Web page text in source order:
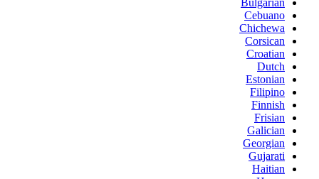
Cebuano
Chichewa
Corsican
Croatian
Dutch
Estonian
Filipino
Finnish
Frisian
Galician
Georgian
Gujarati
Haitian